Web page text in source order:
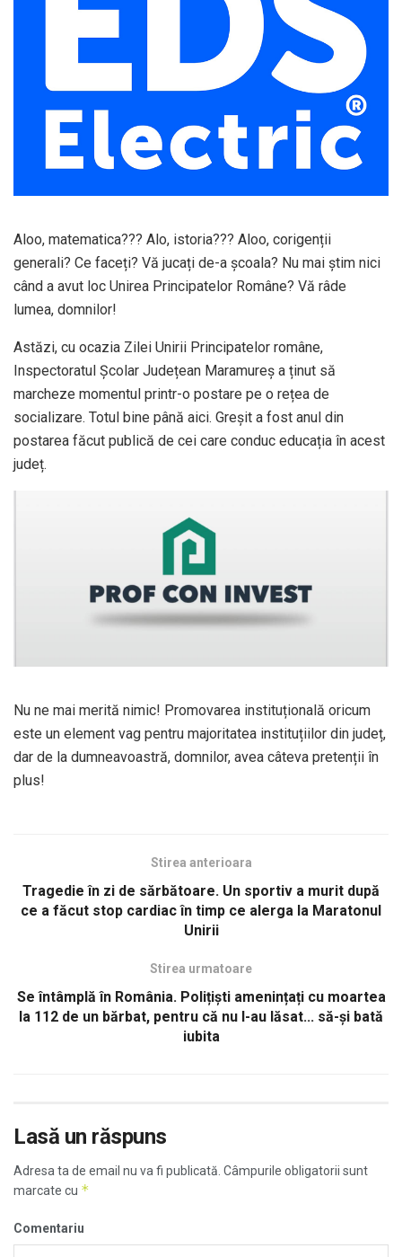
Aloo, matematica??? Alo, istoria??? Aloo, corigenții
generali? Ce faceți? Vă jucați de-a școala? Nu mai știm nici
când a avut loc Unirea Principatelor Române? Vă râde
lumea, domnilor!
Astăzi, cu ocazia Zilei Unirii Principatelor române,
Inspectoratul Școlar Județean Maramureș a ținut să
marcheze momentul printr-o postare pe o rețea de
socializare. Totul bine până aici. Greșit a fost anul din
postarea făcut publică de cei care conduc educația în acest
județ.
Nu ne mai merită nimic! Promovarea instituțională oricum
este un element vag pentru majoritatea instituțiilor din județ,
dar de la dumneavoastră, domnilor, avea câteva pretenții în
plus!
Stirea anterioara
Tragedie în zi de sărbătoare. Un sportiv a murit după
ce a făcut stop cardiac în timp ce alerga la Maratonul
Unirii
Stirea urmatoare
Se întâmplă în România. Polițiști amenințați cu moartea
la 112 de un bărbat, pentru că nu l-au lăsat... să-și bată
iubita
Lasă un răspuns
Adresa ta de email nu va fi publicată. Câmpurile obligatorii sunt
marcate cu *
Comentariu